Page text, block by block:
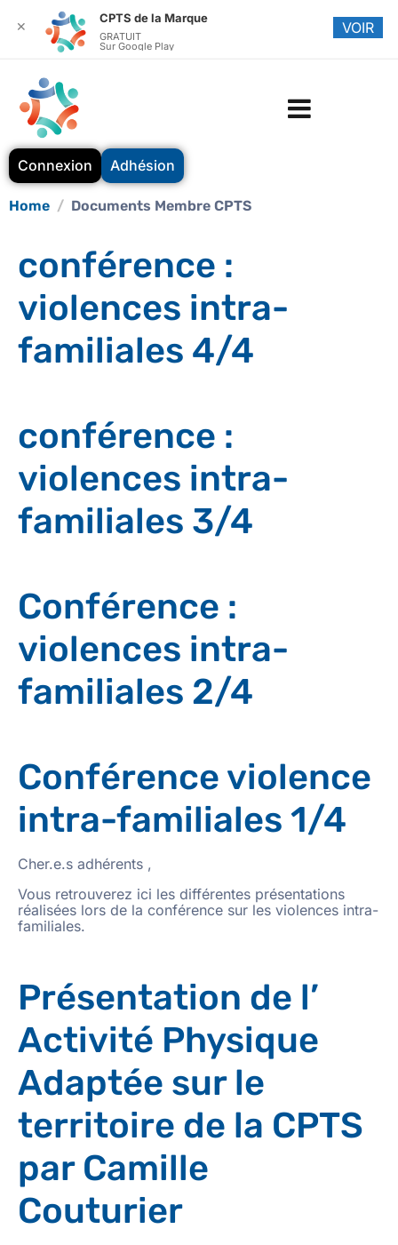
Connexion Adhésion
Home Documents Membre CPTS
conférence :
violences intra-
familiales 4/4
conférence :
violences intra-
familiales 3/4
Conférence :
violences intra-
familiales 2/4
Conférence violence
intra-familiales 1/4
Cher.e.s adhérents ,
Vous retrouverez ici les différentes présentations
réalisées lors de la conférence sur les violences intra-
familiales.
Présentation de l’
Activité Physique
Adaptée sur le
territoire de la CPTS
par Camille
Couturier
✕
CPTS de la Marque
GRATUIT
Sur Google Play
VOIR